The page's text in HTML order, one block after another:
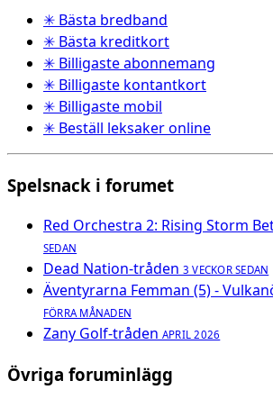
✳ Bästa bredband
✳ Bästa kreditkort
✳ Billigaste abonnemang
✳ Billigaste kontantkort
✳ Billigaste mobil
✳ Beställ leksaker online
Spelsnack i forumet
Red Orchestra 2: Rising Storm
SEDAN
Dead Nation-tråden 3 VECKOR SEDAN
Äventyrarna Femman (5) -
FÖRRA MÅNADEN
Zany Golf-tråden APRIL 2026
Övriga foruminlägg